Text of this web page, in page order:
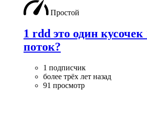
Простой
1 rdd это один
поток?
1 подписчик
более трёх лет назад
91 просмотр